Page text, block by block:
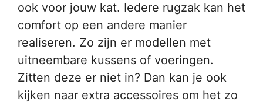
ook voor jouw kat. Iedere rugzak kan het
comfort op een andere manier
realiseren. Zo zijn er modellen met
uitneembare kussens of voeringen.
Zitten deze er niet in? Dan kan je ook
kijken naar extra accessoires om het zo